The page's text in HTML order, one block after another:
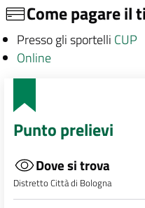
Come pagare il
Presso gli sportelli CUP
Online
Punto prelievi
Dove si trova
Distretto Città di Bologna